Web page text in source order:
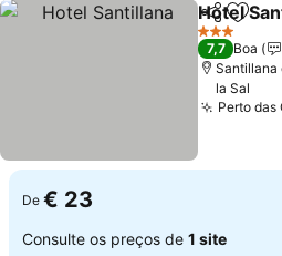
Partilhar
Hotel
3 Estrelas
7,7 Boa
Santillana
la Sal
Perto das
De € 23
Consulte os preços de 1 site